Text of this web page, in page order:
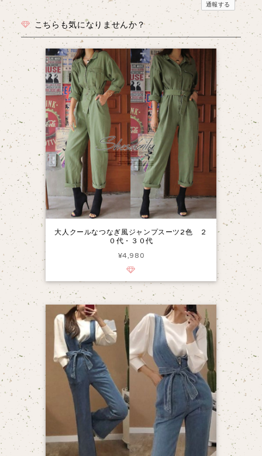
通報する
こちらも気になりませんか？
大人クールなつなぎ風ジャンプスーツ2色 ２
０代・３０代
¥4,980